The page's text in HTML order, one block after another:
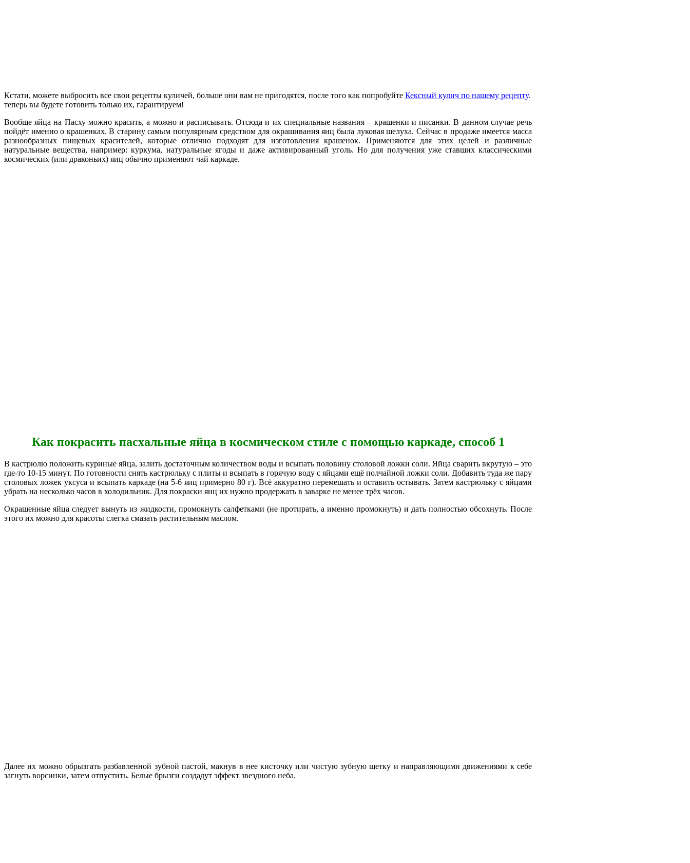
Кстати, можете выбросить все свои рецепты куличей, больше они вам не пригодятся, после того как попробуйте Кексный кулич по нашему рецепту.
теперь вы будете готовить только их, гарантируем!
Вообще яйца на Пасху можно красить, а можно и расписывать. Отсюда и их специальные названия – крашенки и писанки. В данном случае речь
пойдёт именно о крашенках. В старину самым популярным средством для окрашивания яиц была луковая шелуха. Сейчас в продаже имеется масса
разнообразных пищевых красителей, которые отлично подходят для изготовления крашенок. Применяются для этих целей и различные
натуральные вещества, например: куркума, натуральные ягоды и даже активированный уголь. Но для получения уже ставших классическими
космических (или драконьих) яиц обычно применяют чай каркаде.
Как покрасить пасхальные яйца в космическом стиле с помощью каркаде, способ 1
В кастрюлю положить куриные яйца, залить достаточным количеством воды и всыпать половину столовой ложки соли. Яйца сварить вкрутую – это
где-то 10-15 минут. По готовности снять кастрюльку с плиты и всыпать в горячую воду с яйцами ещё полчайной ложки соли. Добавить туда же пару
столовых ложек уксуса и всыпать каркаде (на 5-6 яиц примерно 80 г). Всё аккуратно перемешать и оставить остывать. Затем кастрюльку с яйцами
убрать на несколько часов в холодильник. Для покраски яиц их нужно продержать в заварке не менее трёх часов.
Окрашенные яйца следует вынуть из жидкости, промокнуть салфетками (не протирать, а именно промокнуть) и дать полностью обсохнуть. После
этого их можно для красоты слегка смазать растительным маслом.
Далее их можно обрызгать разбавленной зубной пастой, макнув в нее кисточку или чистую зубную щетку и направляющими движениями к себе
загнуть ворсинки, затем отпустить. Белые брызги создадут эффект звездного неба.